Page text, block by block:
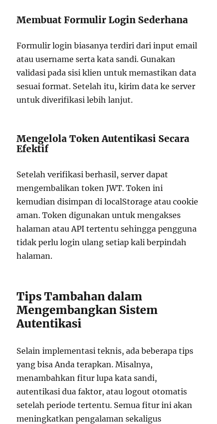
Membuat Formulir Login Sederhana
Formulir login biasanya terdiri dari input email
atau username serta kata sandi. Gunakan
validasi pada sisi klien untuk memastikan data
sesuai format. Setelah itu, kirim data ke server
untuk diverifikasi lebih lanjut.
Mengelola Token Autentikasi Secara
Efektif
Setelah verifikasi berhasil, server dapat
mengembalikan token JWT. Token ini
kemudian disimpan di localStorage atau cookie
aman. Token digunakan untuk mengakses
halaman atau API tertentu sehingga pengguna
tidak perlu login ulang setiap kali berpindah
halaman.
Tips Tambahan dalam
Mengembangkan Sistem
Autentikasi
Selain implementasi teknis, ada beberapa tips
yang bisa Anda terapkan. Misalnya,
menambahkan fitur lupa kata sandi,
autentikasi dua faktor, atau logout otomatis
setelah periode tertentu. Semua fitur ini akan
meningkatkan pengalaman sekaligus